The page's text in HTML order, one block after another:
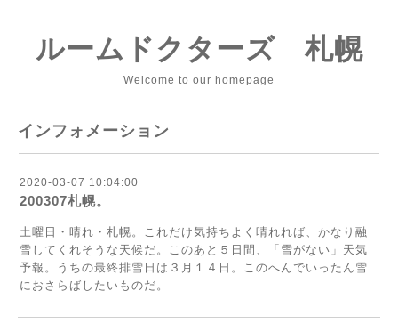
ルームドクターズ 札幌
Welcome to our homepage
インフォメーション
2020-03-07 10:04:00
200307札幌。
土曜日・晴れ・札幌。これだけ気持ちよく晴れれば、かなり融
雪してくれそうな天候だ。このあと５日間、「雪がない」天気
予報。うちの最終排雪日は３月１４日。このへんでいったん雪
におさらばしたいものだ。